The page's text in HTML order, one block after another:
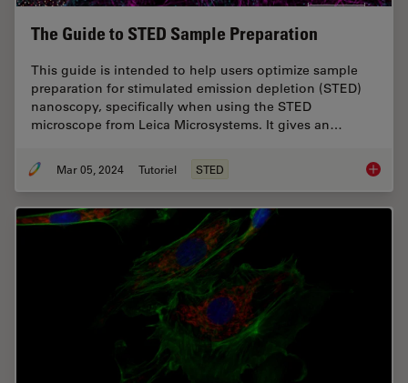
The Guide to STED Sample Preparation
This guide is intended to help users optimize sample
preparation for stimulated emission depletion (STED)
nanoscopy, specifically when using the STED
microscope from Leica Microsystems. It gives an…
Mar 05, 2024 Tutoriel STED The